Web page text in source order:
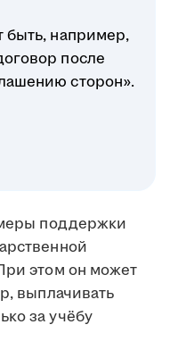
быть, например,
после
сторон».
поддержки
этом он может
выплачивать
за учёбу